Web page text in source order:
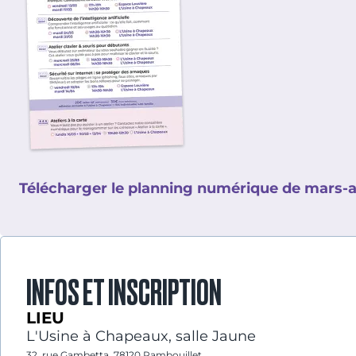
Télécharger le planning numérique de mars-
INFOS ET INSCRIPTION
LIEU
L'Usine à Chapeaux, salle Jaune